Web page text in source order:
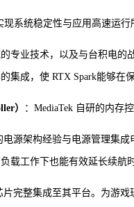
现系统稳定性与应用高速运行
专业技术，以及与台积电的
集成，使 RTX Spark能够在
） ：MediaTek 自研的内存
电源架构经验与电源管理集
载工作下也能有效延长续航时
片完整集成至其平台。为游